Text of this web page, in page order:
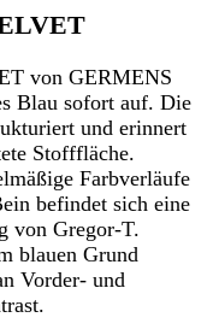
von GERMENS
Blau sofort auf. Die
und erinnert
Stofffläche.
Farbverläufe
befindet sich eine
von Gregor-T.
blauen Grund
Vorder- und